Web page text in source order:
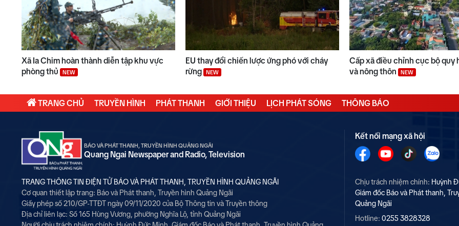
Xã Ia Chim hoàn thành diễn tập khu vực
phòng thủ
NEW
EU thay đổi chiến lược ứng phó với cháy
rừng
NEW
Cấp xã điều chỉnh cục bộ quy
và nông thôn
NEW
TRANG CHỦ TRUYỀN HÌNH PHÁT THANH GIỚI THIỆU LỊCH PHÁT SÓNG THÔNG BÁO
BÁO VÀ PHÁT THANH, TRUYỀN HÌNH QUẢNG NGÃI
Quang Ngai Newspaper and Radio, Television
TRANG THÔNG TIN ĐIỆN TỬ BÁO VÀ PHÁT THANH, TRUYỀN HÌNH QUẢNG NGÃI
Cơ quan thiết lập trang: Báo và Phát thanh, Truyền hình Quảng Ngãi
Giấy phép số 210/GP-TTĐT ngày 09/11/2020 của Bộ Thông tin và Truyền thông
Địa chỉ liên lạc: Số 165 Hùng Vương, phường Nghĩa Lộ, tỉnh Quảng Ngãi
Kết nối mạng xã hội
Chịu trách nhiệm chính: Huỳnh
Giám đốc Báo và Phát thanh,
Quảng Ngãi
Hotline: 0255 3828328